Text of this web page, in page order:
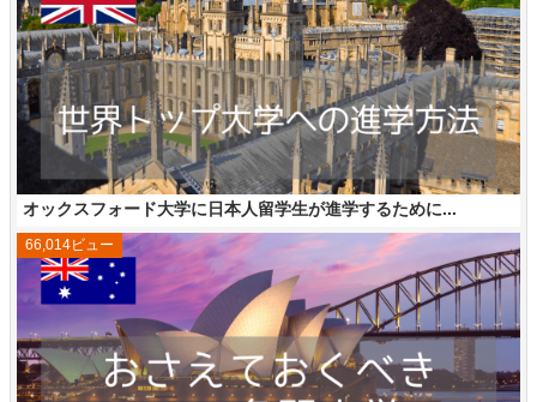
オックスフォード大学に日本人留学生が進学するために...
66,014ビュー